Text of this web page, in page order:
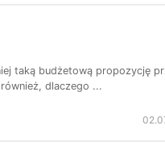
taką budżetową propozycję
dlaczego ...